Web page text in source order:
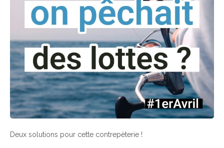
Deux solutions pour cette contrepèterie !